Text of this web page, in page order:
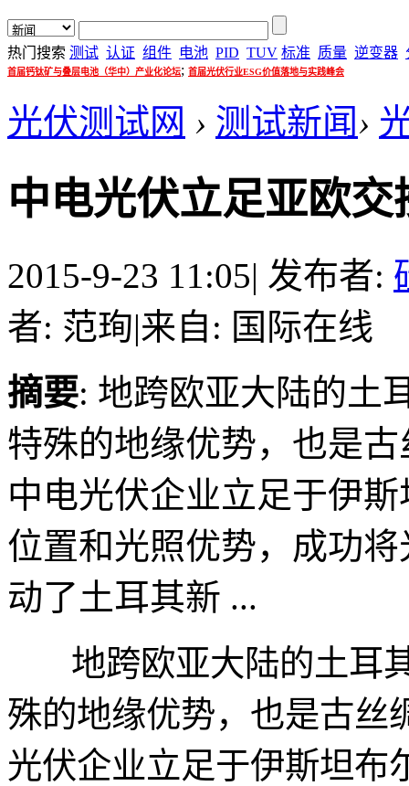
热门搜索 测试 认证 组件 电池 PID TUV 标准 质量 逆变器
首届钙钛矿与叠层电池（华中）产业化论坛; 首届光伏行业ESG价值落地与实践峰会
光伏测试网 › 测试新闻›
中电光伏立足亚欧
2015-9-23 11:05| 发布者:
者: 范珣|来自: 国际在线
摘要: 地跨欧亚大陆的土
特殊的地缘优势，也是
中电光伏企业立足于伊
位置和光照优势，成功
动了土耳其新 ...
地跨欧亚大陆的土耳其
殊的地缘优势，也是古丝
光伏企业立足于伊斯坦布